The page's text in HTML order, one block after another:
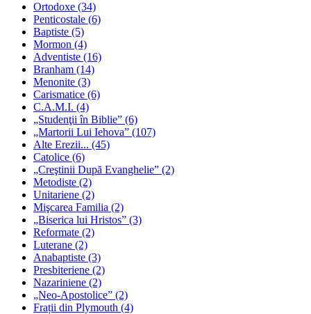
Ortodoxe (34)
Penticostale (6)
Baptiste (5)
Mormon (4)
Adventiste (16)
Branham (14)
Menonite (3)
Carismatice (6)
C.A.M.I. (4)
„Studenţii în Biblie” (6)
„Martorii Lui Iehova” (107)
Alte Erezii... (45)
Catolice (6)
„Creştinii După Evanghelie” (2)
Metodiste (2)
Unitariene (2)
Mişcarea Familia (2)
„Biserica lui Hristos” (3)
Reformate (2)
Luterane (2)
Anabaptiste (3)
Presbiteriene (2)
Nazariniene (2)
„Neo-Apostolice” (2)
Frații din Plymouth (4)